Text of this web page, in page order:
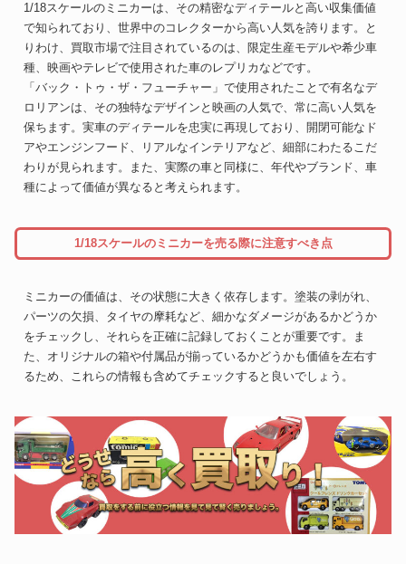
1/18スケールのミニカーは、その精密なディテールと高い収集価値
で知られており、世界中のコレクターから高い人気を誇ります。と
りわけ、買取市場で注目されているのは、限定生産モデルや希少車
種、映画やテレビで使用された車のレプリカなどです。
「バック・トゥ・ザ・フューチャー」で使用されたことで有名なデ
ロリアンは、その独特なデザインと映画の人気で、常に高い人気を
保ちます。実車のディテールを忠実に再現しており、開閉可能なド
アやエンジンフード、リアルなインテリアなど、細部にわたるこだ
わりが見られます。また、実際の車と同様に、年代やブランド、車
種によって価値が異なると考えられます。
1/18スケールのミニカーを売る際に注意すべき点
ミニカーの価値は、その状態に大きく依存します。塗装の剥がれ、
パーツの欠損、タイヤの摩耗など、細かなダメージがあるかどうか
をチェックし、それらを正確に記録しておくことが重要です。ま
た、オリジナルの箱や付属品が揃っているかどうかも価値を左右す
るため、これらの情報も含めてチェックすると良いでしょう。